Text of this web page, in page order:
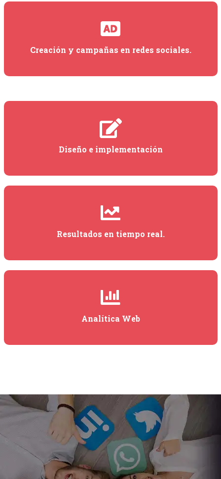
Creación y campañas en redes sociales.
Diseño e implementación
Resultados en tiempo real.
Analítica Web